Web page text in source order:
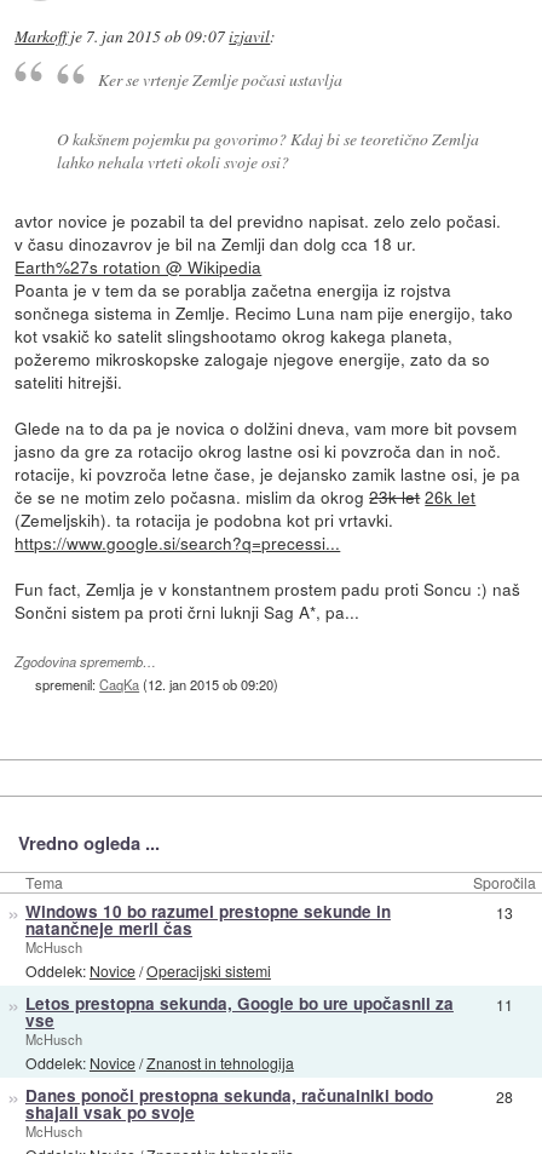
Markoffje 7. jan 2015 ob 09:07izjavil:
Ker se vrtenje Zemlje počasi ustavlja
O kakšnem pojemku pa govorimo? Kdaj bi se teoretično Zemlja
lahko nehala vrteti okoli svoje osi?
avtor novice je pozabil ta del previdno napisat. zelo zelo počasi.
v času dinozavrov je bil na Zemlji dan dolg cca 18 ur.
Earth%27s rotation @ Wikipedia
Poanta je v tem da se porablja začetna energija iz rojstva
sončnega sistema in Zemlje. Recimo Luna nam pije energijo, tako
kot vsakič ko satelit slingshootamo okrog kakega planeta,
požeremo mikroskopske zalogaje njegove energije, zato da so
sateliti hitrejši.
Glede na to da pa je novica o dolžini dneva, vam more bit povsem
jasno da gre za rotacijo okrog lastne osi ki povzroča dan in noč.
rotacije, ki povzroča letne čase, je dejansko zamik lastne osi, je pa
če se ne motim zelo počasna. mislim da okrog23k let 26k let
(Zemeljskih). ta rotacija je podobna kot pri vrtavki.
https://www.google.si/search?q=precessi...
Fun fact, Zemlja je v konstantnem prostem padu proti Soncu :) naš
Sončni sistem pa proti črni luknji Sag A*, pa...
Zgodovina sprememb…
spremenil:CaqKa(12. jan 2015 ob 09:20)
Vredno ogleda ...
Tema Sporočila
» Windows 10 bo razumel prestopne sekunde in
natančneje meril čas
McHusch
Oddelek: Novice/Operacijski sistemi
13
» Letos prestopna sekunda, Google bo ure upočasnil za
vse
McHusch
Oddelek: Novice/Znanost in tehnologija
11
» Danes ponoči prestopna sekunda, računalniki bodo
shajali vsak po svoje
McHusch
28